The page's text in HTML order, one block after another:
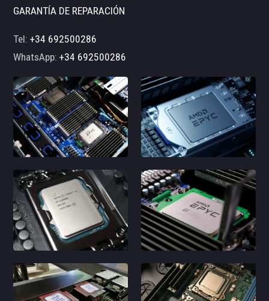
GARANTÍA DE REPARACIÓN
Tel:+34 692500286
WhatsApp:+34 692500286